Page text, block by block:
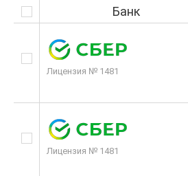
Банк
Лицензия № 1481
Лицензия № 1481